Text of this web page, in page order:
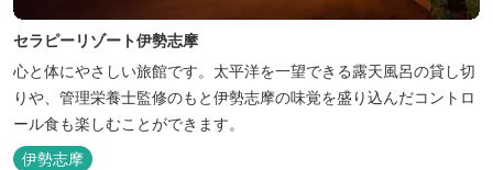
セラピーリゾート伊勢志摩
心と体にやさしい旅館です。太平洋を一望できる露天風呂の貸し切
りや、管理栄養士監修のもと伊勢志摩の味覚を盛り込んだコントロ
ール食も楽しむことができます。
伊勢志摩